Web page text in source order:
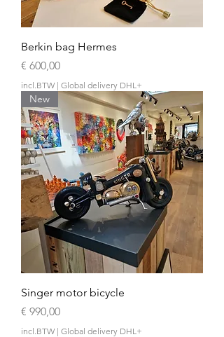
Berkin bag Hermes
Prijs
€ 600,00
incl.BTW | Global delivery DHL+
New
Singer motor bicycle
Prijs
€ 990,00
incl.BTW | Global delivery DHL+